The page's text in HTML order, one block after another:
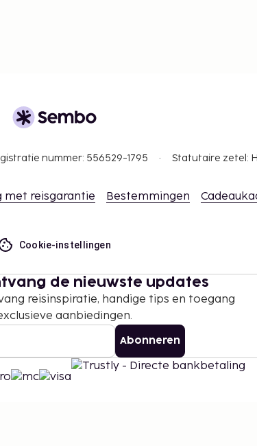
nummer: 556529-1795 Statutaire zetel:
met reisgarantie Bestemmingen
Cookie-instellingen
de nieuwste updates
reisinspiratie, handige tips en toegang
aanbiedingen.
Abonneren